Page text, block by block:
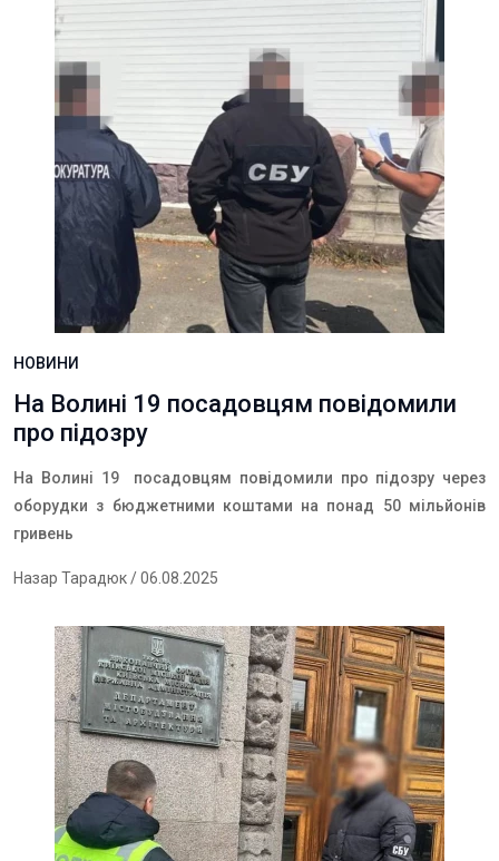
НОВИНИ
На Волині 19 посадовцям повідомили
про підозру
На Волині 19 посадовцям повідомили про підозру через
оборудки з бюджетними коштами на понад 50 мільйонів
гривень
Назар Тарадюк/ 06.08.2025